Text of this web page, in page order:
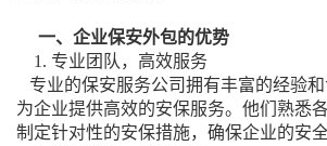
一、企业保安外包的优势
1. 专业团队，高效服务
专业的保安服务公司拥有丰富的经验
为企业提供高效的安保服务。他们熟悉
制定针对性的安保措施，确保企业的安全